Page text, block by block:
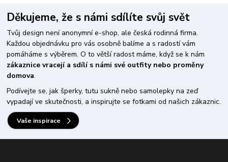
Děkujeme, že s námi sdílíte svůj svět
Tvůj design není anonymní e-shop, ale česká rodinná firma.
Každou objednávku pro vás osobně balíme a s radostí vám
pomáháme s výběrem. O to větší radost máme, když se k nám
zákaznice vracejí a sdílí s námi své outfity nebo proměny
domova.
Podívejte se, jak šperky, tutu sukně nebo samolepky na zeď
vypadají ve skutečnosti, a inspirujte se fotkami od našich zákaznic.
Vaše inspirace